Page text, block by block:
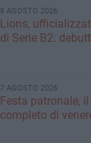
8 AGOSTO 2026
Lions,
di Serie B2:
7 AGOSTO 2026
Festa patronale,
completo di